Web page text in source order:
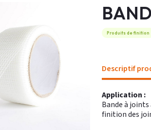
Accessoires plafonds et cloisons
Produits de finition
Plâtres
Carreaux
Accessoires carreaux
Plafonds démontables
Autres produits
Produits de finition
Descriptif
Application :
Bande à
finition des